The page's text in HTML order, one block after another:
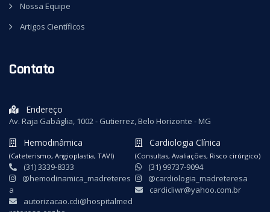
Nossa Equipe
Artigos Científicos
Contato
Endereço
Av. Raja Gabáglia, 1002 - Gutierrez, Belo Horizonte - MG
Hemodinâmica
(Cateterismo, Angioplastia, TAVI)
(31) 3339-8333
@hemodinamica_madreteres
a
autorizacao.cdi@hospitalmed
Cardiologia Clínica
(Consultas, Avaliações, Risco cirúrgico)
(31) 99737-9094
@cardiologia_madreteresa
cardicliwr@yahoo.com.br